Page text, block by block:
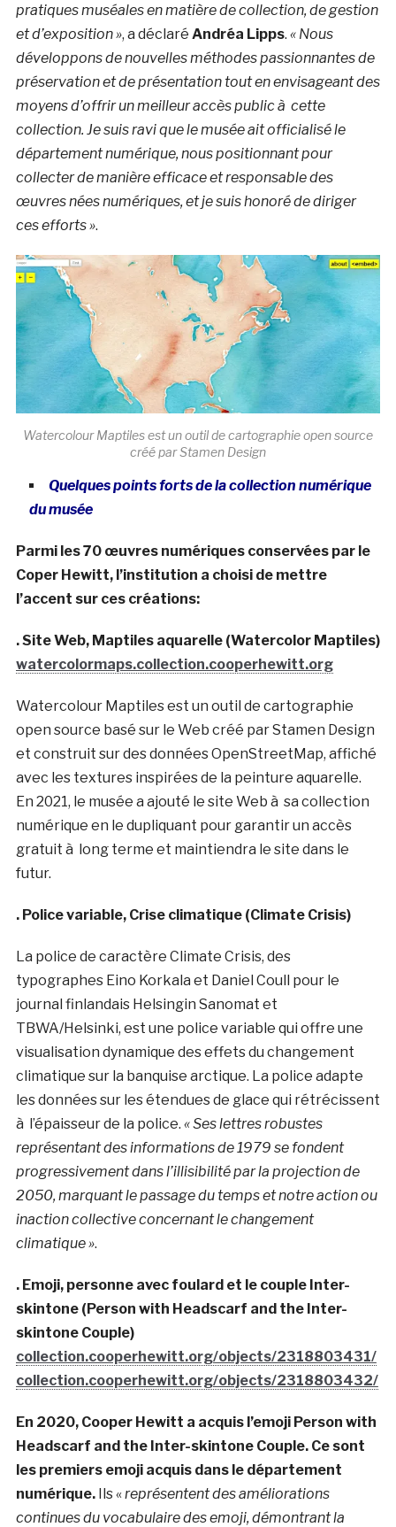
pratiques muséales en matière de collection, de gestion
et d’exposition », a déclaré Andréa Lipps. « Nous
développons de nouvelles méthodes passionnantes de
préservation et de présentation tout en envisageant des
moyens d’offrir un meilleur accès public à cette
collection. Je suis ravi que le musée ait officialisé le
département numérique, nous positionnant pour
collecter de manière efficace et responsable des
œuvres nées numériques, et je suis honoré de diriger
ces efforts ».
Watercolour Maptiles est un outil de cartographie open source
créé par Stamen Design
Quelques points forts de la collection numérique
du musée
Parmi les 70 œuvres numériques conservées par le
Coper Hewitt, l’institution a choisi de mettre
l’accent sur ces créations:
. Site Web, Maptiles aquarelle (Watercolor Maptiles)
watercolormaps.collection.cooperhewitt.org
Watercolour Maptiles est un outil de cartographie
open source basé sur le Web créé par Stamen Design
et construit sur des données OpenStreetMap, affiché
avec les textures inspirées de la peinture aquarelle.
En 2021, le musée a ajouté le site Web à sa collection
numérique en le dupliquant pour garantir un accès
gratuit à long terme et maintiendra le site dans le
futur.
. Police variable, Crise climatique (Climate Crisis)
La police de caractère Climate Crisis, des
typographes Eino Korkala et Daniel Coull pour le
journal finlandais Helsingin Sanomat et
TBWA/Helsinki, est une police variable qui offre une
visualisation dynamique des effets du changement
climatique sur la banquise arctique. La police adapte
les données sur les étendues de glace qui rétrécissent
à l’épaisseur de la police. «Ses lettres robustes
représentant des informations de 1979 se fondent
progressivement dans l’illisibilité par la projection de
2050, marquant le passage du temps et notre action ou
inaction collective concernant le changement
climatique ».
. Emoji, personne avec foulard et le couple Inter-
skintone (Person with Headscarf and the Inter-
skintone Couple)
collection.cooperhewitt.org/objects/2318803431/
collection.cooperhewitt.org/objects/2318803432/
En 2020, Cooper Hewitt a acquis l’emoji Person with
Headscarf and the Inter-skintone Couple. Ce sont
les premiers emoji acquis dans le département
numérique. Ils «représentent des améliorations
continues du vocabulaire des emoji, démontrant la